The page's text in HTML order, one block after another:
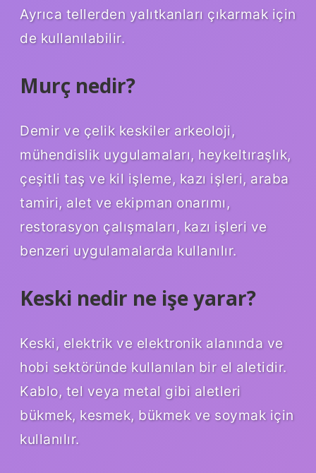
Ayrıca tellerden yalıtkanları çıkarmak için
de kullanılabilir.
Murç nedir?
Demir ve çelik keskiler arkeoloji,
mühendislik uygulamaları, heykeltıraşlık,
çeşitli taş ve kil işleme, kazı işleri, araba
tamiri, alet ve ekipman onarımı,
restorasyon çalışmaları, kazı işleri ve
benzeri uygulamalarda kullanılır.
Keski nedir ne işe yarar?
Keski, elektrik ve elektronik alanında ve
hobi sektöründe kullanılan bir el aletidir.
Kablo, tel veya metal gibi aletleri
bükmek, kesmek, bükmek ve soymak için
kullanılır.